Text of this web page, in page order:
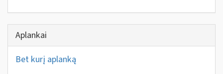
Aplankai
Bet kurį aplanką